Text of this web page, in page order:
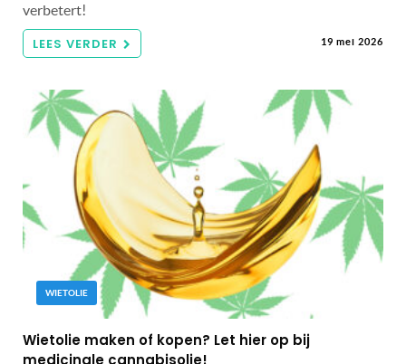
verbetert!
LEES VERDER 19 mei 2026
WIETOLIE
Wietolie maken of kopen? Let hier op bij
medicinale cannabisolie!